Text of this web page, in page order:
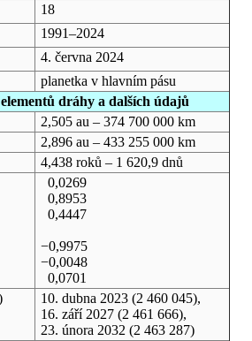
18
1991–2024
4. června 2024
planetka v hlavním pásu
dráhy a dalších údajů
2,505 au – 374 700 000 km
2,896 au – 433 255 000 km
4,438 roků – 1 620,9 dnů
0,0269
0,8953
0,4447
−0,9975
−0,0048
0,0701
10. dubna 2023(2 460 045),
16. září 2027(2 461 666),
23. února 2032 (2 463 287)